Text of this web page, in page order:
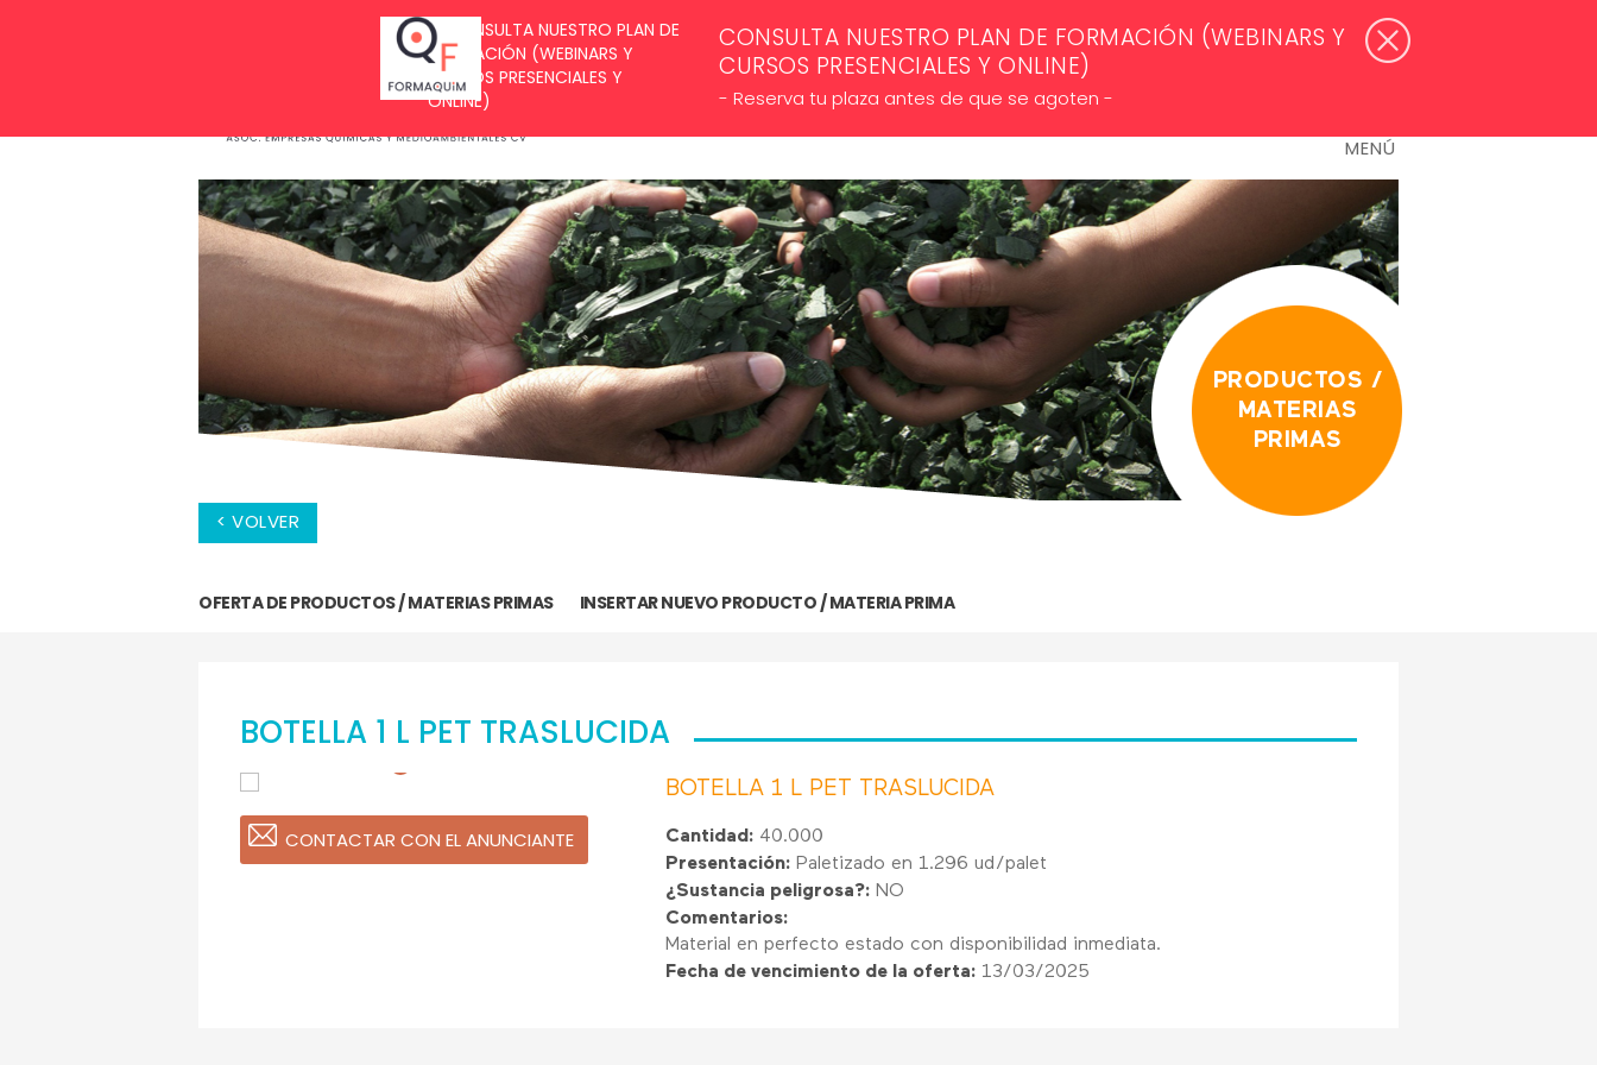
CONSULTA NUESTRO PLAN DE FORMACIÓN (WEBINARS Y
CURSOS PRESENCIALES Y ONLINE)
- Reserva tu plaza antes de que se agoten -
BUZÓN DE SUGERENCIAS
MENÚ
PRODUCTOS /
MATERIAS
PRIMAS
< VOLVER
OFERTA DE PRODUCTOS / MATERIAS PRIMAS INSERTAR NUEVO PRODUCTO / MATERIA PRIMA
BOTELLA 1 L PET TRASLUCIDA
CONTACTAR CON EL ANUNCIANTE
BOTELLA 1 L PET TRASLUCIDA
Cantidad: 40.000
Presentación: Paletizado en 1.296 ud/palet
¿Sustancia peligrosa?: NO
Comentarios:
Material en perfecto estado con disponibilidad inmediata.
Fecha de vencimiento de la oferta: 13/03/2025